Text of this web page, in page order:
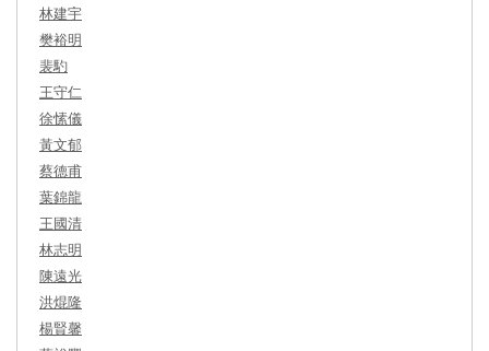
林建宇
樊裕明
裴馰
王守仁
徐愫儀
黃文郁
蔡德甫
葉錦龍
王國清
林志明
陳遠光
洪焜隆
楊賢馨